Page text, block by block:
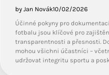
by Jan Novák10/02/2026
Účinné pokyny pro
fotbalu jsou klíčové pro
transparentnosti a přesnosti.
mohou všichni účastníci –
udržovat integritu sportu a